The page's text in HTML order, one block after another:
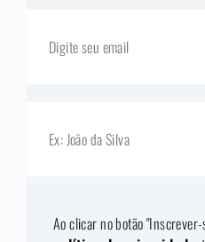
Ao clicar no botão